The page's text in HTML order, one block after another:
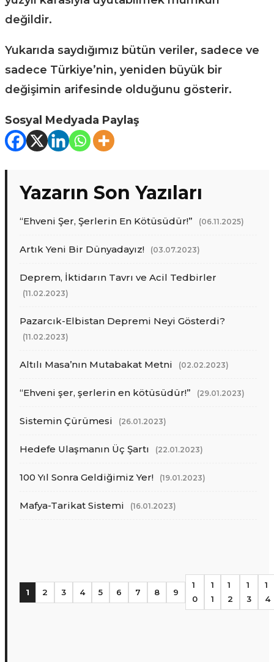
değildir.
Yukarıda saydığımız bütün veriler, sadece ve
sadece Türkiye’nin, yeniden büyük bir
değişimin arifesinde olduğunu gösterir.
Sosyal Medyada Paylaş
Yazarın Son Yazıları
“Ehveni Şer, Şerlerin En Kötüsüdür!” (06.11.2025)
Artık Yeni Bir Dünyadayız! (03.07.2023)
Deprem, İktidarın Tavrı ve Acil Tedbirler
(11.02.2023)
Pazarcık-Elbistan Depremi Neyi Gösterdi?
(11.02.2023)
Altılı Masa’nın Mutabakat Metni (02.02.2023)
“Ehveni şer, şerlerin en kötüsüdür!” (29.01.2023)
Sistemin Çürümesi (26.01.2023)
Hedefe Ulaşmanın Üç Şartı (22.01.2023)
100 Yıl Sonra Geldiğimiz Yer! (19.01.2023)
Mafya-Tarikat Sistemi (16.01.2023)
1 2 3 4 5 6 7 8 9
1
0
1
1
1
2
1
3
1
4